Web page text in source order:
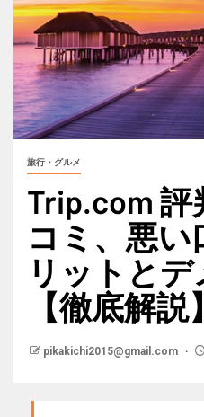
旅行・グルメ
Trip.com 評
コミ、悪い
リットと
【徹底解説】
pikakichi2015@gmail.com